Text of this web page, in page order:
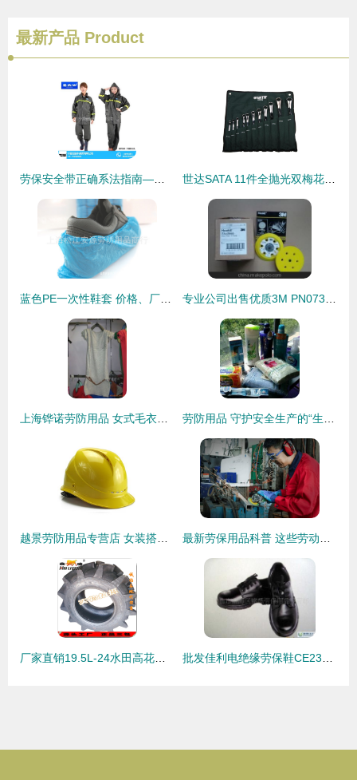
最新产品 Product
劳保安全带正确系法指南——宁夏宏瑞丰为您详解银川劳防用品中的安全之道 世达SATA 11件全抛光双梅花扳手组套 09028 劳防用品领域的品质之选
蓝色PE一次性鞋套 价格、厂家、图片与防护鞋全面解析，上海松江安源劳防用品商行的信赖之选 专业公司出售优质3M PN07390托盘 防滑有孔设计，劳保用品与装配领域的创新解决方案
上海铧诺劳防用品 女式毛衣产品列表 劳防用品 守护安全生产的“生命防线”
越景劳防用品专营店 女装搭配与功能性的独特探讨 最新劳保用品科普 这些劳动防护用品的正确使用方法，你不一定知道
厂家直销19.5L-24水田高花拖拉机轮胎 青岛汇利斯通轮胎，品质与专业的保障 批发佳利电绝缘劳保鞋CE2315 安全防护领域的高性价比选择